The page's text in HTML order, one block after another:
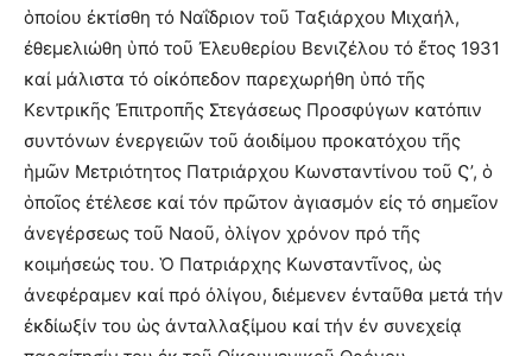
ὁποίου ἐκτίσθη τό Ναΐδριον τοῦ Ταξιάρχου Μιχαήλ,
ἐθεμελιώθη ὑπό τοῦ Ἐλευθερίου Βενιζέλου τό ἔτος 1931
καί μάλιστα τό οἰκόπεδον παρεχωρήθη ὑπό τῆς
Κεντρικῆς Ἐπιτροπῆς Στεγάσεως Προσφύγων κατόπιν
συντόνων ἐνεργειῶν τοῦ ἀοιδίμου προκατόχου τῆς
ἡμῶν Μετριότητος Πατριάρχου Κωνσταντίνου τοῦ Ϛ’, ὁ
ὁποῖος ἐτέλεσε καί τόν πρῶτον ἁγιασμόν εἰς τό σημεῖον
ἀνεγέρσεως τοῦ Ναοῦ, ὁλίγον χρόνον πρό τῆς
κοιμήσεώς του. Ὁ Πατριάρχης Κωνσταντῖνος, ὡς
ἀνεφέραμεν καί πρό ὀλίγου, διέμενεν ἐνταῦθα μετά τήν
ἐκδίωξίν του ὡς ἀνταλλαξίμου καί τήν ἐν συνεχείᾳ